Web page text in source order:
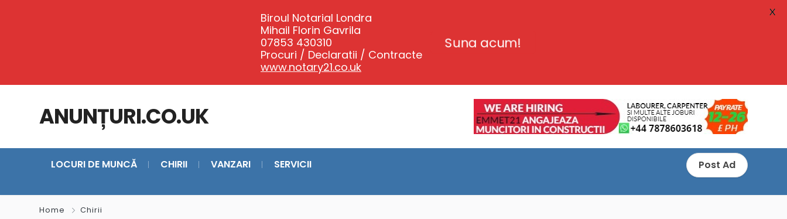
ANUNȚURI.CO.UK
LOCURI DE MUNCĂ CHIRII VANZARI SERVICII Post Ad
Home Chirii
Biroul Notarial Londra
Mihail Florin Gavrila
07853 430310
Procuri / Declaratii / Contracte
www.notary21.co.uk
Suna acum!
X